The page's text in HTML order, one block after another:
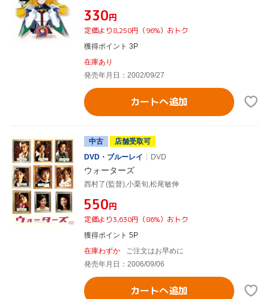
¥330円
定価より8,250円（96%）おトク
獲得ポイント 3P
在庫あり
発売年月日：2002/09/27
カートへ追加
中古
店舗受取可
DVD・ブルーレイ
DVD
ウォーターズ
西村了(監督),小栗旬,松尾敏伸
¥550円
定価より3,630円（86%）おトク
獲得ポイント 5P
在庫わずか
ご注文はお早めに
発売年月日：2006/09/06
カートへ追加